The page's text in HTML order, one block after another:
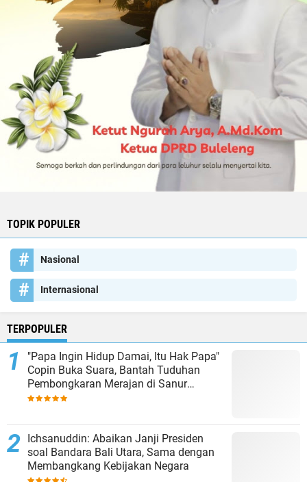
TOPIK POPULER
Nasional
Internasional
TERPOPULER
"Papa Ingin Hidup Damai, Itu Hak Papa"
Copin Buka Suara, Bantah Tuduhan
Pembongkaran Merajan di Sanur
Sepihak
Ichsanuddin: Abaikan Janji Presiden
soal Bandara Bali Utara, Sama dengan
Membangkang Kebijakan Negara